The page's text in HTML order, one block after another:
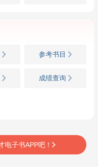
参考书目
成绩查询
电子书APP吧！